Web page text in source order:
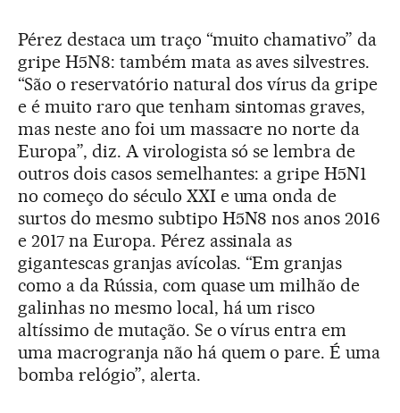
Pérez destaca um traço “muito chamativo” da
gripe H5N8: também mata as aves silvestres.
“São o reservatório natural dos vírus da gripe
e é muito raro que tenham sintomas graves,
mas neste ano foi um massacre no norte da
Europa”, diz. A virologista só se lembra de
outros dois casos semelhantes: a gripe H5N1
no começo do século XXI e uma onda de
surtos do mesmo subtipo H5N8 nos anos 2016
e 2017 na Europa. Pérez assinala as
gigantescas granjas avícolas. “Em granjas
como a da Rússia, com quase um milhão de
galinhas no mesmo local, há um risco
altíssimo de mutação. Se o vírus entra em
uma macrogranja não há quem o pare. É uma
bomba relógio”, alerta.